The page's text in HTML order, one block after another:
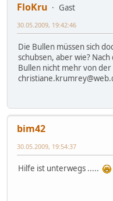
FloKru
Gast
30.05.2009, 19:42:46
Die Bullen müssen sich
schubsen, aber wie?
Bullen nicht mehr von
bim42
30.05.2009, 19:54:37
Hilfe ist unterwegs .....